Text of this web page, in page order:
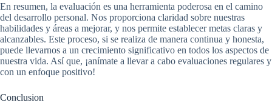
En resumen, la evaluación es una herramienta poderosa en el camino
del desarrollo personal. Nos proporciona claridad sobre nuestras
habilidades y áreas a mejorar, y nos permite establecer metas claras y
alcanzables. Este proceso, si se realiza de manera continua y honesta,
puede llevarnos a un crecimiento significativo en todos los aspectos de
nuestra vida. Así que, ¡anímate a llevar a cabo evaluaciones regulares y
con un enfoque positivo!
Conclusion